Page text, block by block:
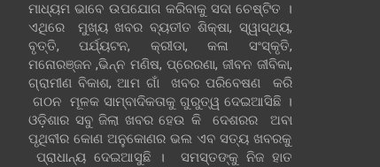
ମାଧ୍ୟମ ଭାବେ ଉପଯୋଗ କରିବାକୁ ସଦା ଚେଷ୍ଟିତ ।
ଏଥିରେ ମୁଖ୍ୟ ଖବର ବ୍ୟତୀତ ଶିକ୍ଷା, ସ୍ୱାସ୍ଥ୍ୟ,
ବୃତ୍ତି, ପର୍ଯ୍ୟଟନ, କ୍ରୀଡା, କଳା ସଂସ୍କୃତି,
ମନୋରଞ୍ଜନ ,ଭିନ୍ନ ମଣିଷ, ପ୍ରେରଣା, ଜୀବନ ଜୀବିକା,
ଗ୍ରାମୀଣ ବିକାଶ, ଆମ ଗାଁ ଖବର ପରିବେଷଣ କରି
ଗଠନ ମୂଳକ ସାମ୍ବାଦିକତାକୁ ଗୁରୁତ୍ୱ ଦେଇଆସିଛି ।
ଓଡ଼ିଶାର ସବୁ ଜିଲା ଖବର ହେଉ କି ଦେଶରର ଅବା
ପୃଥିବୀର କୋଣ ଅନୁକୋଣର ଭଲ ଏବ ସତ୍ୟ ଖବରକୁ
ପ୍ରାଧାନ୍ୟ ଦେଇଆସୁଛି । ସମସ୍ତଙ୍କୁ ନିଜ ହାତ